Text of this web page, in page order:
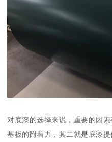
对底漆的选择来说，重要的因
基板的附着力，其二就是底漆